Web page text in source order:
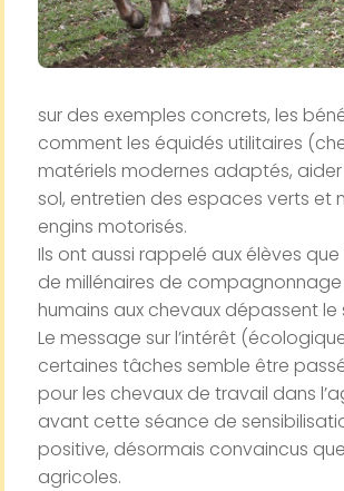
sur des exemples concrets, les
comment les équidés utilitaires
matériels modernes adaptés,
sol, entretien des espaces verts
engins motorisés.
Ils ont aussi rappelé aux élèves
de millénaires de compagnonnage
humains aux chevaux dépassent
Le message sur l’intérêt
certaines tâches semble être
pour les chevaux de travail dans
avant cette séance de
positive, désormais convaincus
agricoles.